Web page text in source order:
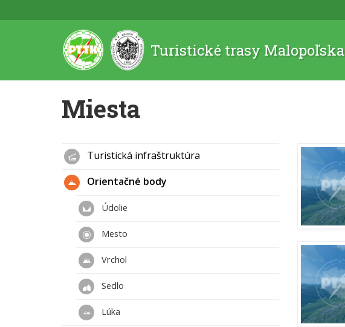
Turistické trasy Malopoľska
Miesta
Turistická infraštruktúra
Orientačné body
Údolie
Mesto
Vrchol
Sedlo
Lúka